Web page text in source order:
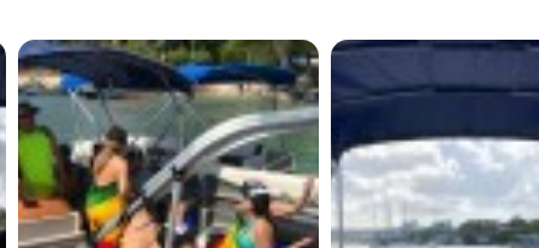
Hoteles Barcos
Carros Ayuda